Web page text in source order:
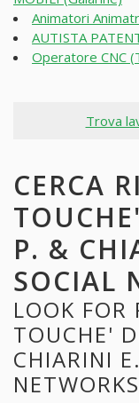
Animatori
AUTISTA
Operatore CNC
Trova
CERCA
P. &
SOCIAL
LOOK FOR
TOUCHE'
CHIARINI
NETWORKS